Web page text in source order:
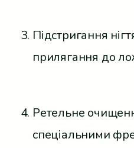
Підстригання
прилягання до
Ретельне
спеціальними